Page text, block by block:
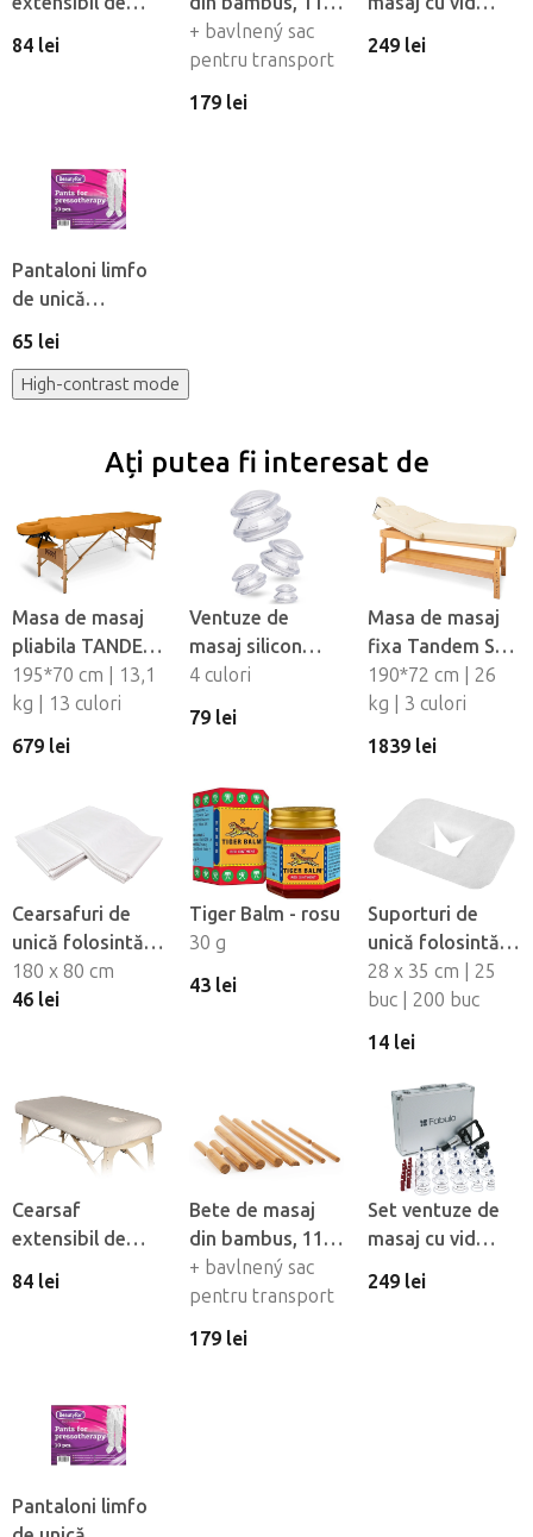
flanel Fabulo cu
84 lei
buc
+ bavlnený sac
pentru transport
179 lei
Fabulo Luxury 19
249 lei
Pantaloni limfo
de unică
folosintă din
Beautyfor®, 10
65 lei
High-contrast mode
Ați putea fi interesat de
Masa de masaj
pliabila TANDEM
Basic-2
195*70 cm | 13,1
kg | 13 culori
679 lei
Ventuze de
masaj silicon
Fabulo
Mushroom - set,
4 culori
79 lei
Masa de masaj
fixa Tandem Spa
Luna V2
190*72 cm | 26
kg | 3 culori
1839 lei
Cearsafuri de
unică folosintă
impermeabile
Fabulo, 10 buc
180 x 80 cm
46 lei
Tiger Balm - rosu
30 g
43 lei
Suporturi de
unică folosintă
pentru orificiul
fetei din material
netesut Fabulo
28 x 35 cm | 25
buc | 200 buc
14 lei
Cearsaf
extensibil de
flanel Fabulo cu
84 lei
Bete de masaj
din bambus, 11
buc
+ bavlnený sac
pentru transport
179 lei
Set ventuze de
masaj cu vid
Fabulo Luxury 19
249 lei
Pantaloni limfo